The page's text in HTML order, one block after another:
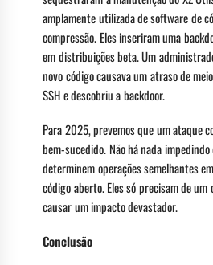
amplamente utilizada de software de
compressão. Eles inseriram uma
em distribuições beta. Um
novo código causava um atraso de
SSH e descobriu a backdoor.
Para 2025, prevemos que um ataque
bem-sucedido. Não há nada
determinem operações semelhantes
código aberto. Eles só precisam de um
causar um impacto devastador.
Conclusão